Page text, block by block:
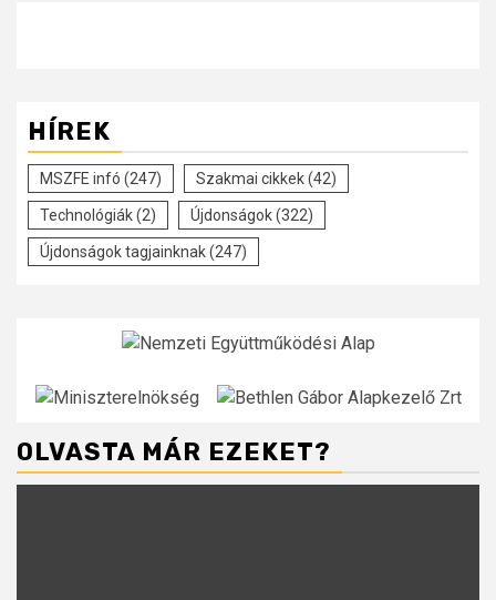
HÍREK
MSZFE infó (247) Szakmai cikkek(42)
Technológiák(2) Újdonságok(322)
Újdonságok tagjainknak(247)
OLVASTA MÁR EZEKET?